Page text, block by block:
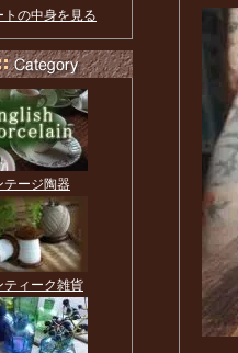
トの中身を見る
テージ陶器
ティーク雑貨